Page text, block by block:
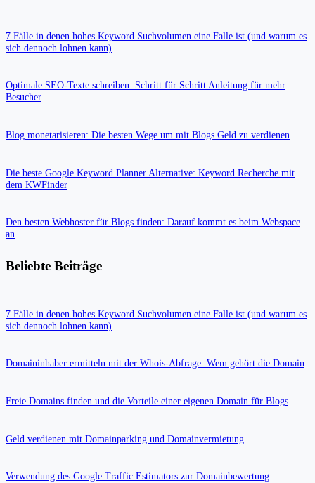
7 Fälle in denen hohes Keyword Suchvolumen eine Falle ist (und warum es
sich dennoch lohnen kann)
Optimale SEO-Texte schreiben: Schritt für Schritt Anleitung für mehr
Besucher
Blog monetarisieren: Die besten Wege um mit Blogs Geld zu verdienen
Die beste Google Keyword Planner Alternative: Keyword Recherche mit
dem KWFinder
Den besten Webhoster für Blogs finden: Darauf kommt es beim Webspace
an
Beliebte Beiträge
7 Fälle in denen hohes Keyword Suchvolumen eine Falle ist (und warum es
sich dennoch lohnen kann)
Domaininhaber ermitteln mit der Whois-Abfrage: Wem gehört die Domain
Freie Domains finden und die Vorteile einer eigenen Domain für Blogs
Geld verdienen mit Domainparking und Domainvermietung
Verwendung des Google Traffic Estimators zur Domainbewertung